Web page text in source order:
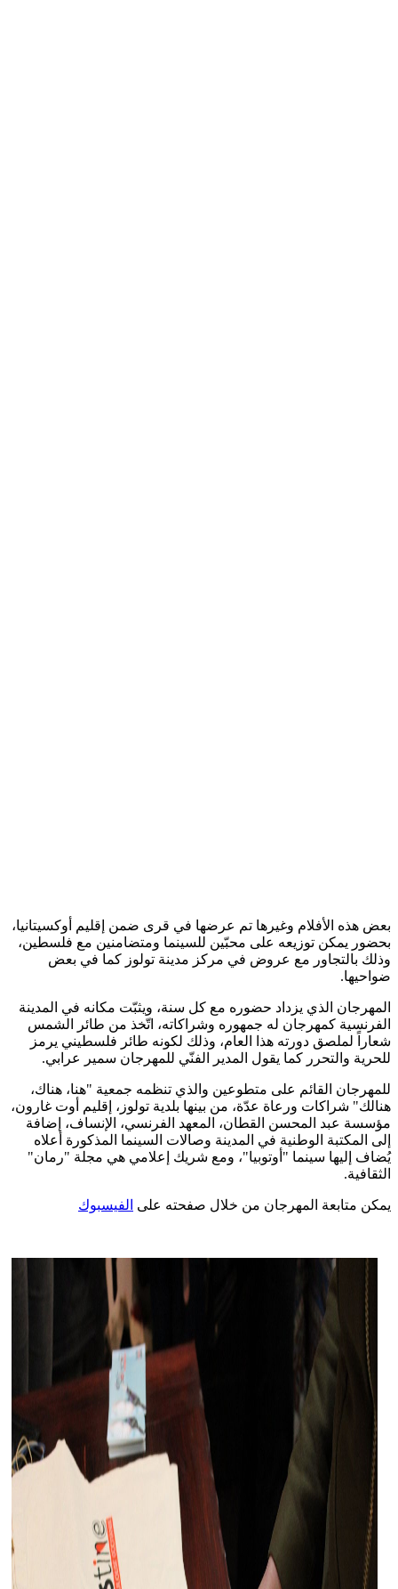
بعض هذه الأفلام وغيرها تم عرضها في قرى ضمن إقليم أوكسيتانيا،
بحضور يمكن توزيعه على محبّين للسينما ومتضامنين مع فلسطين،
وذلك بالتجاور مع عروض في مركز مدينة تولوز كما في بعض
ضواحيها.
المهرجان الذي يزداد حضوره مع كل سنة، ويثبّت مكانه في المدينة
الفرنسية كمهرجان له جمهوره وشراكاته، اتّخذ من طائر الشمس
شعاراً لملصق دورته هذا العام، وذلك لكونه طائر فلسطيني يرمز
للحرية والتحرر كما يقول المدير الفنّي للمهرجان سمير عرابي.
للمهرجان القائم على متطوعين والذي تنظمه جمعية "هنا، هناك،
هنالك" شراكات ورعاة عدّة، من بينها بلدية تولوز، إقليم أوت غارون،
مؤسسة عبد المحسن القطان، المعهد الفرنسي، الإنساف، إضافة
إلى المكتبة الوطنية في المدينة وصالات السينما المذكورة أعلاه
يُضاف إليها سينما "أوتوبيا"، ومع شريك إعلامي هي مجلة "رمان"
الثقافية.
يمكن متابعة المهرجان من خلال صفحته على الفيسبوك